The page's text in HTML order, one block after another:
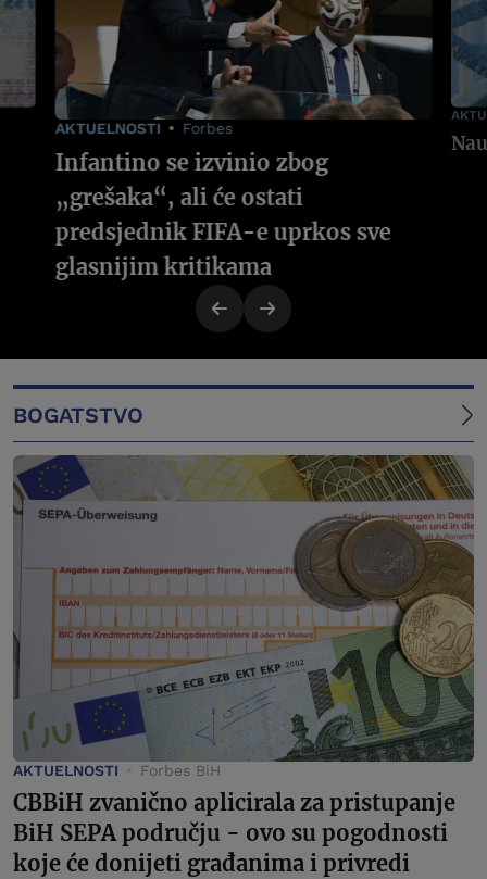
AKTUELNOSTI Forbes
Infantino se izvinio zbog
„grešaka“, ali će ostati
predsjednik FIFA-e uprkos sve
glasnijim kritikama
BOGATSTVO
AKTUELNOSTI Forbes BiH
CBBiH zvanično aplicirala za pristupanje
BiH SEPA području - ovo su pogodnosti
koje će donijeti građanima i privredi